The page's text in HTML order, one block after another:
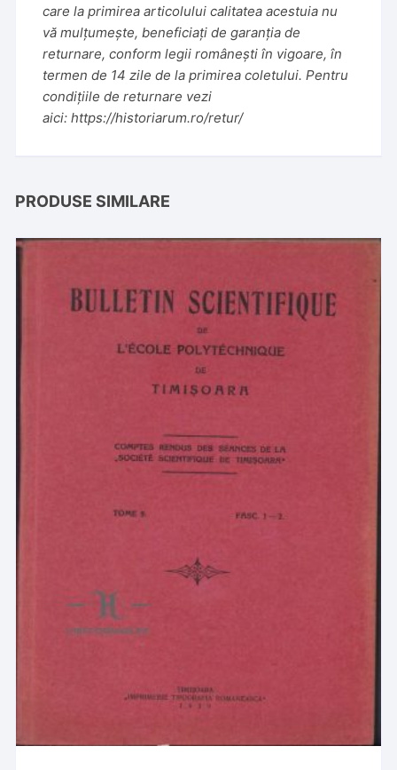
care la primirea articolului calitatea acestuia nu
vă mulțumește, beneficiați de garanția de
returnare, conform legii românești în vigoare, în
termen de 14 zile de la primirea coletului. Pentru
condițiile de returnare vezi
aici:https://historiarum.ro/retur/
PRODUSE SIMILARE